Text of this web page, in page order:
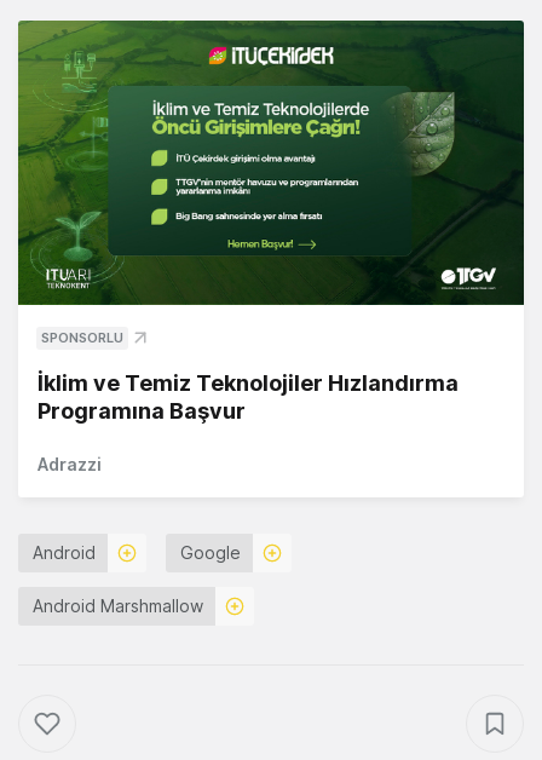
SPONSORLU
İklim ve Temiz Teknolojiler Hızlandırma
Programına Başvur
Adrazzi
Android Google
Android Marshmallow